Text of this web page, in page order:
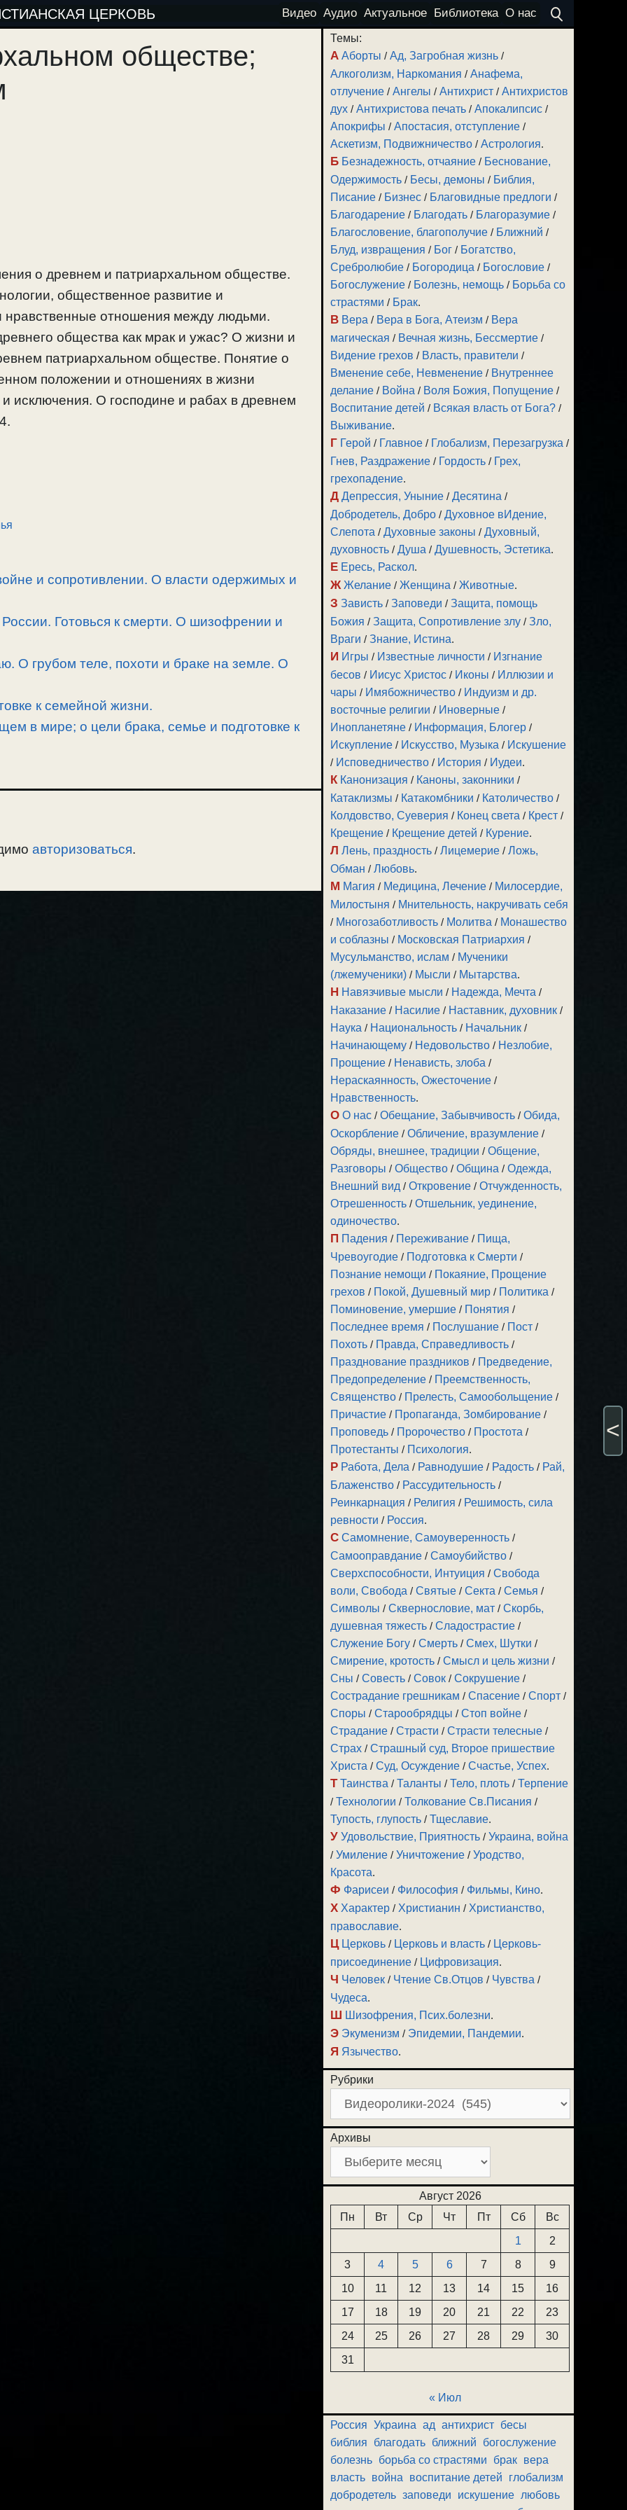
ЦЕРКОВЬ Видео Аудио Актуальное Библиотека О нас
обществе;
о древнем и патриархальном обществе.
общественное развитие и
отношения между людьми.
общества как мрак и ужас? О жизни и
патриархальном обществе. Понятие о
положении и отношениях в жизни
исключения. О господине и рабах в древнем
и сопротивлении. О власти одержимых и
Готовься к смерти. О шизофрении и
О грубом теле, похоти и браке на земле. О
к семейной жизни.
в мире; о цели брака, семье и подготовке к
авторизоваться.
Темы:
А Аборты /Ад, Загробная жизнь /
Алкоголизм, Наркомания /Анафема,
отлучение /Ангелы /Антихрист /Антихристов
дух /Антихристова печать /Апокалипсис /
Апокрифы /Апостасия, отступление /
Аскетизм, Подвижничество /Астрология.
Б Безнадежность, отчаяние / Беснование,
Одержимость / Бесы, демоны / Библия,
Писание / Бизнес / Благовидные предлоги /
Благодарение / Благодать / Благоразумие /
Благословение, благополучие / Ближний /
Блуд, извращения / Бог / Богатство,
Сребролюбие / Богородица / Богословие /
Богослужение / Болезнь, немощь / Борьба со
страстями / Брак.
В Вера / Вера в Бога, Атеизм / Вера
магическая / Вечная жизнь, Бессмертие /
Видение грехов / Власть, правители /
Вменение себе, Невменение / Внутреннее
делание / Война / Воля Божия, Попущение /
Воспитание детей / Всякая власть от Бога? /
Выживание.
Г Герой / Главное / Глобализм, Перезагрузка /
Гнев, Раздражение / Гордость / Грех,
грехопадение.
Д Депрессия, Уныние /Десятина /
Добродетель, Добро /Духовное вИдение,
Слепота /Духовные законы /Духовный,
духовность /Душа /Душевность, Эстетика.
Е Ересь, Раскол.
Ж Желание /Женщина /Животные.
З Зависть /Заповеди /Защита, помощь
Божия /Защита, Сопротивление злу /Зло,
Враги /Знание, Истина.
И Игры / Известные личности / Изгнание
бесов / Иисус Христос / Иконы / Иллюзии и
чары / Имябожничество / Индуизм и др.
восточные религии / Иноверные /
Инопланетяне / Информация, Блогер /
Искупление / Искусство, Музыка / Искушение
/ Исповедничество / История / Иудеи.
К Канонизация / Каноны, законники /
Катаклизмы / Катакомбники / Католичество /
Колдовство, Суеверия / Конец света / Крест /
Крещение / Крещение детей / Курение.
Л Лень, праздность /Лицемерие /Ложь,
Обман /Любовь.
М Магия / Медицина, Лечение / Милосердие,
Милостыня / Мнительность, накручивать себя
/ Многозаботливость / Молитва / Монашество
и соблазны / Московская Патриархия /
Мусульманство, ислам / Мученики
(лжемученики) / Мысли / Мытарства.
Н Навязчивые мысли / Надежда, Мечта /
Наказание / Насилие / Наставник, духовник /
Наука / Национальность / Начальник /
Начинающему / Недовольство / Незлобие,
Прощение / Ненависть, злоба /
Нераскаянность, Ожесточение /
Нравственность.
О О нас /Обещание, Забывчивость /Обида,
Оскорбление /Обличение, вразумление /
Обряды, внешнее, традиции /Общение,
Разговоры /Общество /Община /Одежда,
Внешний вид /Откровение /Отчужденность,
Отрешенность /Отшельник, уединение,
одиночество.
П Падения / Переживание / Пища,
Чревоугодие / Подготовка к Смерти /
Познание немощи / Покаяние, Прощение
грехов / Покой, Душевный мир / Политика /
Поминовение, умершие / Понятия /
Последнее время / Послушание / Пост /
Похоть / Правда, Справедливость /
Празднование праздников / Предведение,
Предопределение / Преемственность,
Священство / Прелесть, Самообольщение /
Причастие / Пропаганда, Зомбирование /
Проповедь / Пророчество / Простота /
Протестанты / Психология.
Р Работа, Дела / Равнодушие / Радость / Рай,
Блаженство / Рассудительность /
Реинкарнация / Религия / Решимость, сила
ревности / Россия.
С Самомнение, Самоуверенность /
Самооправдание /Самоубийство /
Сверхспособности, Интуиция /Свобода
воли, Свобода /Святые /Секта /Семья /
Символы /Сквернословие, мат /Скорбь,
душевная тяжесть /Сладострастие /
Служение Богу /Смерть /Смех, Шутки /
Смирение, кротость /Смысл и цель жизни /
Сны /Совесть /Совок /Сокрушение /
Сострадание грешникам /Спасение /Спорт /
Споры /Старообрядцы /Стоп войне /
Страдание /Страсти /Страсти телесные /
Страх /Страшный суд, Второе пришествие
Христа /Суд, Осуждение /Счастье, Успех.
Т Таинства /Таланты /Тело, плоть /Терпение
/Технологии /Толкование Св.Писания /
Тупость, глупость /Тщеславие.
У Удовольствие, Приятность /Украина, война
/Умиление /Уничтожение /Уродство,
Красота.
Ф Фарисеи / Философия / Фильмы, Кино.
Х Характер / Христианин / Христианство,
православие.
Ц Церковь / Церковь и власть / Церковь-
присоединение / Цифровизация.
Ч Человек / Чтение Св.Отцов / Чувства /
Чудеса.
Ш Шизофрения, Псих.болезни.
Э Экуменизм / Эпидемии, Пандемии.
Я Язычество.
Рубрики
Архивы
Август 2026
Пн
Вт Ср Чт Пт Сб
Вс
1
2
3
4 5 6 7 8
9
10
11 12 13 14 15
16
17
18 19 20 21 22
23
24
25 26 27 28 29
30
31
« Июл
Россия Украина ад антихрист бесы
библия
благодать ближний
богослужение
болезнь борьба со страстями брак вера
власть война воспитание детей
глобализм
добродетель заповеди искушение любовь
<